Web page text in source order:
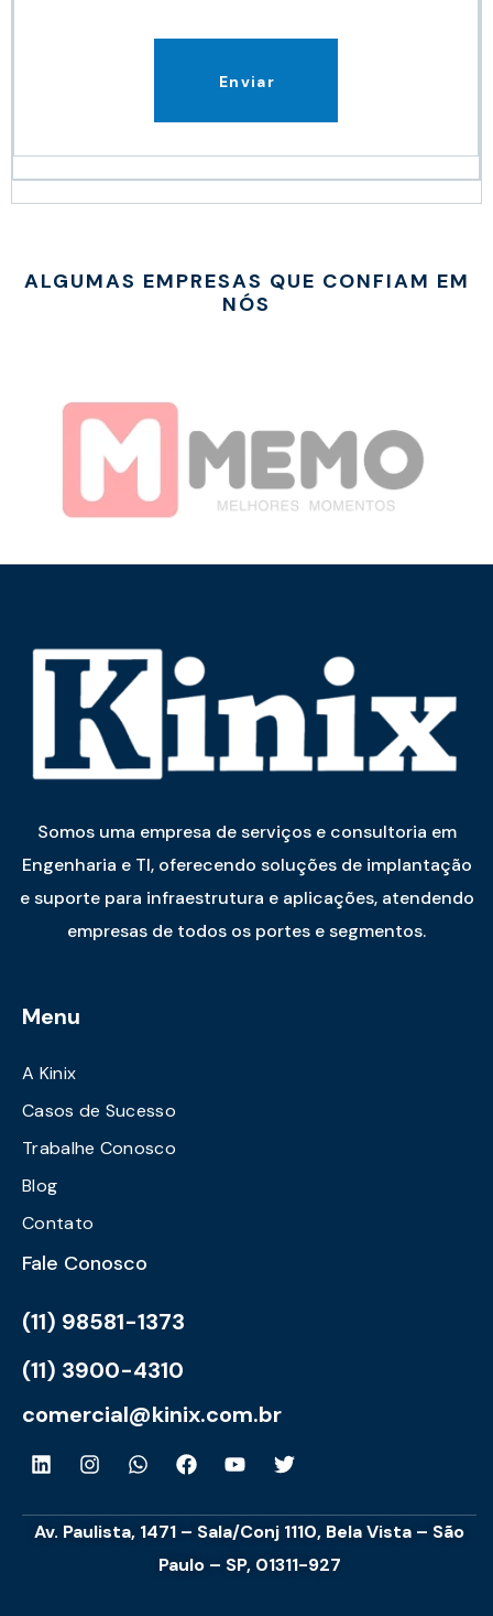
Enviar
ALGUMAS EMPRESAS QUE CONFIAM EM
NÓS
Somos uma empresa de serviços e consultoria em
Engenharia e TI, oferecendo soluções de implantação
e suporte para infraestrutura e aplicações, atendendo
empresas de todos os portes e segmentos.
Menu
A Kinix
Casos de Sucesso
Trabalhe Conosco
Blog
Contato
Fale Conosco
(11) 98581-1373
(11) 3900-4310
comercial@kinix.com.br
Av. Paulista, 1471 – Sala/Conj 1110, Bela Vista – São
Paulo – SP, 01311-927